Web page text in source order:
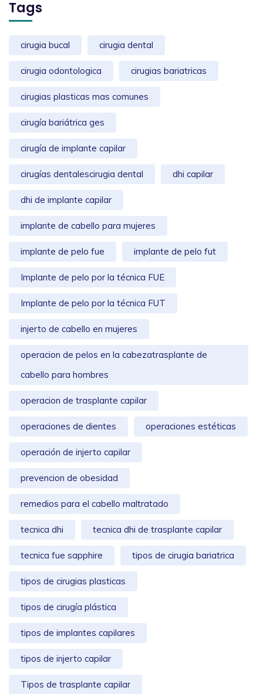
Tags
cirugia bucal cirugia dental
cirugia odontologica cirugias bariatricas
cirugias plasticas mas comunes
cirugía bariátrica ges
cirugía de implante capilar
cirugías dentalescirugia dental dhi capilar
dhi de implante capilar
implante de cabello para mujeres
implante de pelo fue implante de pelo fut
Implante de pelo por la técnica FUE
Implante de pelo por la técnica FUT
injerto de cabello en mujeres
operacion de pelos en la cabezatrasplante de
cabello para hombres
operacion de trasplante capilar
operaciones de dientes operaciones estéticas
operación de injerto capilar
prevencion de obesidad
remedios para el cabello maltratado
tecnica dhi tecnica dhi de trasplante capilar
tecnica fue sapphire tipos de cirugia bariatrica
tipos de cirugias plasticas
tipos de cirugía plástica
tipos de implantes capilares
tipos de injerto capilar
Tipos de trasplante capilar